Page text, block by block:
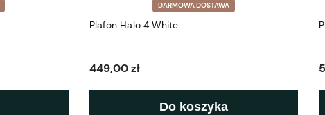
DARMOWA DOSTAWA
Plafon Halo 4 White
449,00 zł
Do koszyka